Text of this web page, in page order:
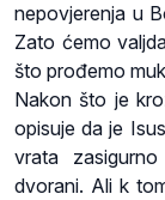
nepovjerenja u
Zato ćemo
što prođemo
Nakon što je
opisuje da je
vrata
dvorani. Ali k